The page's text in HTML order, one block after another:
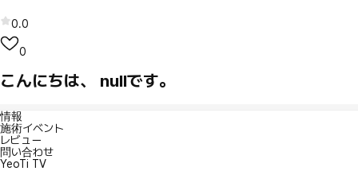
0.0
0
こんにちは、 nullです。
情報
施術イベント
レビュー
問い合わせ
YeoTi TV